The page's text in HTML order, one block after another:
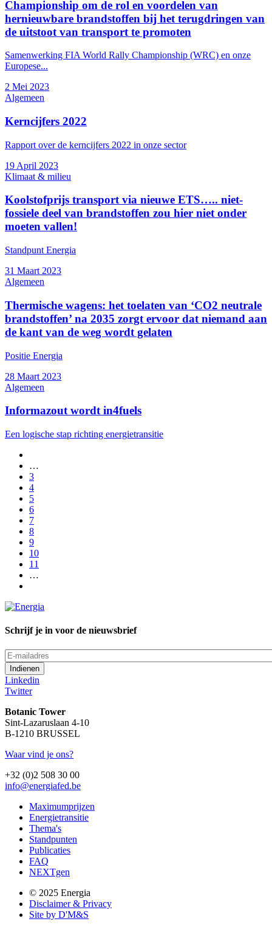
Championship om de rol en voordelen van
hernieuwbare brandstoffen bij het terugdringen van
de uitstoot van transport te promoten
Samenwerking FIA World Rally Championship (WRC) en onze
Europese...
2 Mei 2023
Algemeen
Kerncijfers 2022
Rapport over de kerncijfers 2022 in onze sector
19 April 2023
Klimaat & milieu
Koolstofprijs transport via nieuwe ETS….. niet-
fossiele deel van brandstoffen zou hier niet onder
moeten vallen!
Standpunt Energia
31 Maart 2023
Algemeen
Thermische wagens: het toelaten van ‘CO2 neutrale
brandstoffen’ na 2035 zorgt ervoor dat niemand aan
de kant van de weg wordt gelaten
Positie Energia
28 Maart 2023
Algemeen
Informazout wordt in4fuels
Een logische stap richting energietransitie
Paginering
pagina
…
Page
3
Page
4
Page
5
Page
6
Huidige
pagina
7
Page
8
Page
9
Page
10
Page
11
…
Schrijf je in voor de nieuwsbrief
E-
mailadres
Linkedin
Twitter
Botanic Tower
Sint-Lazaruslaan 4-10
B-1210 BRUSSEL
Waar vind je ons?
+32 (0)2 508 30 00
info@energiafed.be
Maximumprijzen
Energietransitie
Thema's
Standpunten
Publicaties
FAQ
NEXTgen
© 2025 Energia
Disclaimer & Privacy
Site by D'M&S